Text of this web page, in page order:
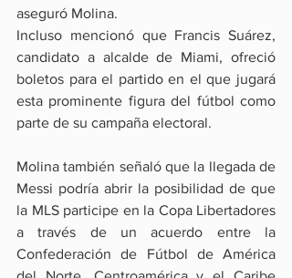
aseguró Molina.
Incluso mencionó que Francis Suárez,
candidato a alcalde de Miami, ofreció
boletos para el partido en el que jugará
esta prominente figura del fútbol como
parte de su campaña electoral.
Molina también señaló que la llegada de
Messi podría abrir la posibilidad de que
la MLS participe en la Copa Libertadores
a través de un acuerdo entre la
Confederación de Fútbol de América